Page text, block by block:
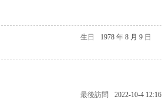
生日
1978 年 8 月 9 日
最後訪問
2022-10-4 12:16